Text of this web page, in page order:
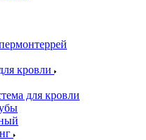
кровли
для кровли